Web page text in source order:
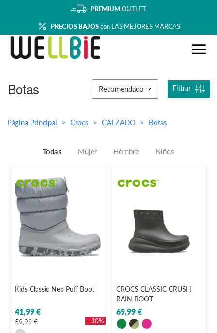
PREMIUMOUTLET
PRECIOS BAJOScon LAS MEJORES MARCAS
Botas Recomendado Filtrar
Página Principal Crocs CALZADO Botas
Todas Mujer Hombre Niños
Kids Classic Neo Puff Boot
41,99 €
59,99 € - 30%
CROCS CLASSIC CRUSH
RAIN BOOT
69,99 €